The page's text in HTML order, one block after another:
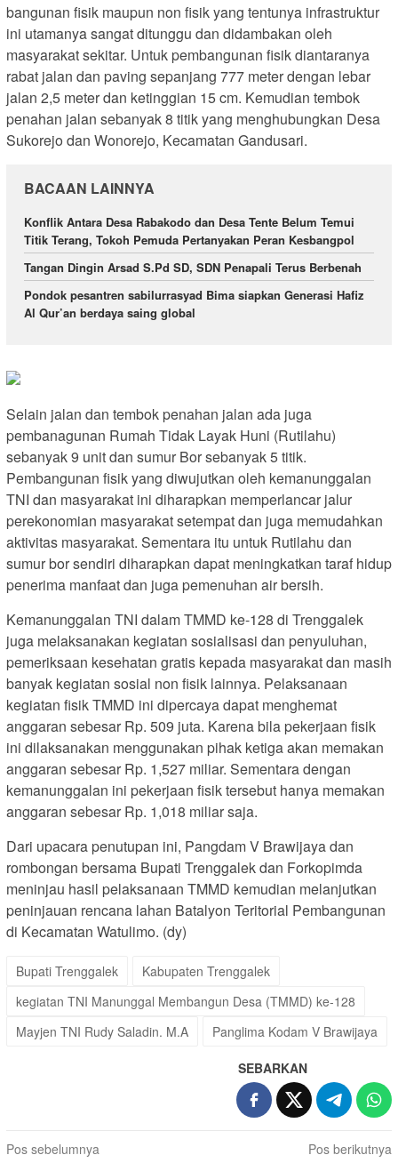
bangunan fisik maupun non fisik yang tentunya infrastruktur
ini utamanya sangat ditunggu dan didambakan oleh
masyarakat sekitar. Untuk pembangunan fisik diantaranya
rabat jalan dan paving sepanjang 777 meter dengan lebar
jalan 2,5 meter dan ketinggian 15 cm. Kemudian tembok
penahan jalan sebanyak 8 titik yang menghubungkan Desa
Sukorejo dan Wonorejo, Kecamatan Gandusari.
BACAAN LAINNYA
Konflik Antara Desa Rabakodo dan Desa Tente Belum Temui
Titik Terang, Tokoh Pemuda Pertanyakan Peran Kesbangpol
Tangan Dingin Arsad S.Pd SD, SDN Penapali Terus Berbenah
Pondok pesantren sabilurrasyad Bima siapkan Generasi Hafiz
Al Qur’an berdaya saing global
Selain jalan dan tembok penahan jalan ada juga
pembanagunan Rumah Tidak Layak Huni (Rutilahu)
sebanyak 9 unit dan sumur Bor sebanyak 5 titik.
Pembangunan fisik yang diwujutkan oleh kemanunggalan
TNI dan masyarakat ini diharapkan memperlancar jalur
perekonomian masyarakat setempat dan juga memudahkan
aktivitas masyarakat. Sementara itu untuk Rutilahu dan
sumur bor sendiri diharapkan dapat meningkatkan taraf hidup
penerima manfaat dan juga pemenuhan air bersih.
Kemanunggalan TNI dalam TMMD ke-128 di Trenggalek
juga melaksanakan kegiatan sosialisasi dan penyuluhan,
pemeriksaan kesehatan gratis kepada masyarakat dan masih
banyak kegiatan sosial non fisik lainnya. Pelaksanaan
kegiatan fisik TMMD ini dipercaya dapat menghemat
anggaran sebesar Rp. 509 juta. Karena bila pekerjaan fisik
ini dilaksanakan menggunakan pihak ketiga akan memakan
anggaran sebesar Rp. 1,527 miliar. Sementara dengan
kemanunggalan ini pekerjaan fisik tersebut hanya memakan
anggaran sebesar Rp. 1,018 miliar saja.
Dari upacara penutupan ini, Pangdam V Brawijaya dan
rombongan bersama Bupati Trenggalek dan Forkopimda
meninjau hasil pelaksanaan TMMD kemudian melanjutkan
peninjauan rencana lahan Batalyon Teritorial Pembangunan
di Kecamatan Watulimo. (dy)
Bupati Trenggalek
Kabupaten Trenggalek
kegiatan TNI Manunggal Membangun Desa (TMMD) ke-128
Mayjen TNI Rudy Saladin. M.A
Panglima Kodam V Brawijaya
SEBARKAN
Navigasi
Pos sebelumnya
Pos berikutnya